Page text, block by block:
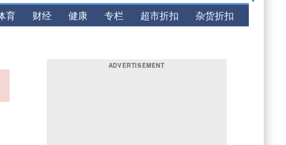
育 财经 健康 专栏 超市折扣 杂货折扣